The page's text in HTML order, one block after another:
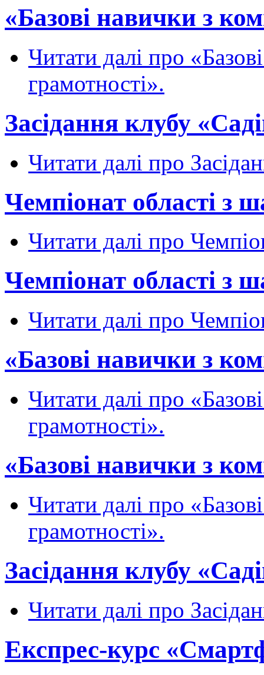
«Базові навички з
Читати далі про
грамотності».
Засідання клубу
Читати далі про
Чемпіонат області з
Читати далі про
Чемпіонат області з
Читати далі про
«Базові навички з
Читати далі про
грамотності».
«Базові навички з
Читати далі про
грамотності».
Засідання клубу
Читати далі про
Експрес-курс